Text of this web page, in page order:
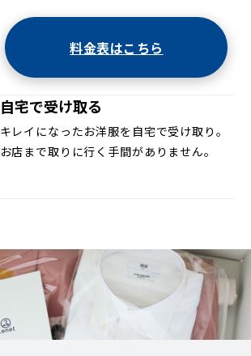
料金表はこちら
自宅で受け取る
キレイになったお洋服を自宅で受け取り。
お店まで取りに行く手間がありません。